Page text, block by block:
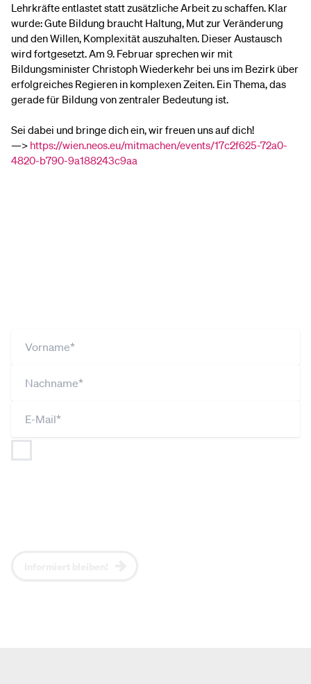
Lehrkräfte entlastet statt zusätzliche Arbeit zu schaffen. Klar
wurde: Gute Bildung braucht Haltung, Mut zur Veränderung
und den Willen, Komplexität auszuhalten. Dieser Austausch
wird fortgesetzt. Am 9. Februar sprechen wir mit
Bildungsminister Christoph Wiederkehr bei uns im Bezirk über
erfolgreiches Regieren in komplexen Zeiten. Ein Thema, das
gerade für Bildung von zentraler Bedeutung ist.
Sei dabei und bringe dich ein, wir freuen uns auf dich!
—> https://wien.neos.eu/mitmachen/events/17c2f625-72a0-
4820-b790-9a188243c9aa